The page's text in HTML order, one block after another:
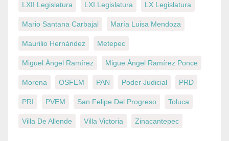
LXII Legislatura LXI Legislatura LX Legislatura
Mario Santana Carbajal María Luisa Mendoza
Maurilio Hernández Metepec
Miguel Ángel Ramírez Migue Ángel Ramírez Ponce
Morena OSFEM PAN Poder Judicial PRD
PRI PVEM San Felipe Del Progreso Toluca
Villa De Allende Villa Victoria Zinacantepec